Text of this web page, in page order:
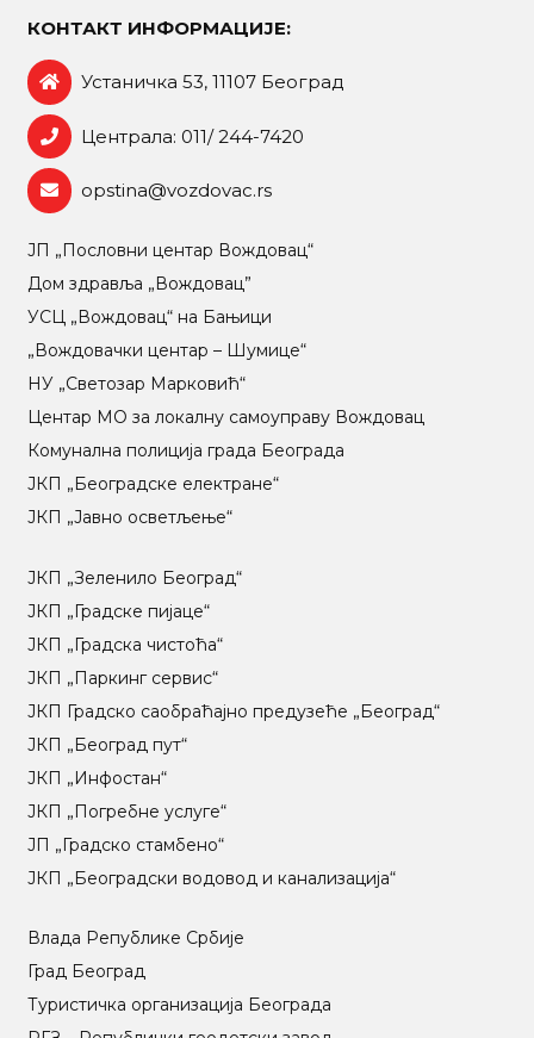
КОНТАКТ ИНФОРМАЦИЈЕ:
Устаничка 53, 11107 Београд
Централа: 011/ 244-7420
opstina@vozdovac.rs
ЈП „Пословни центар Вождовац“
Дом здравља „Вождовац”
УСЦ „Вождовац“ на Бањици
„Вождовачки центар – Шумице“
НУ „Светозар Марковић“
Центар МO за локалну самоуправу Вождовац
Комунална полиција града Београда
ЈКП „Београдске електране“
ЈКП „Јавно осветљење“
ЈКП „Зеленило Београд“
ЈКП „Градске пијаце“
ЈКП „Градска чистоћа“
ЈКП „Паркинг сервис“
ЈКП Градско саобраћајно предузеће „Београд“
ЈКП „Београд пут“
ЈКП „Инфостан“
ЈКП „Погребне услуге“
ЈП „Градско стамбено“
ЈКП „Београдски водовод и канализација“
Влада Републике Србије
Град Београд
Туристичка организација Београда